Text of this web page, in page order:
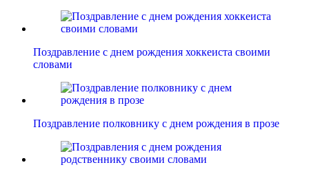
Поздравление с днем рождения хоккеиста своими
словами
Поздравление полковнику с днем рождения в прозе